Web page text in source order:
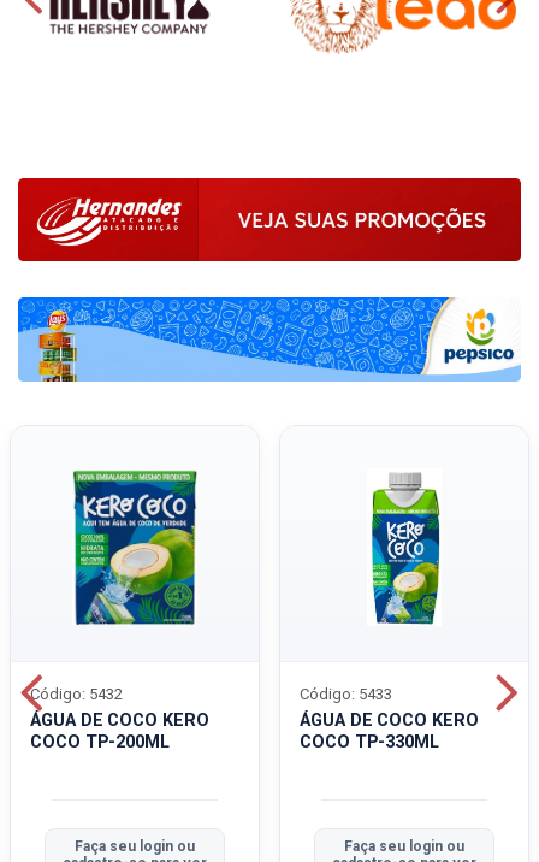
ÁGUA DE COCO KERO
COCO TP-200ML
Código: 5432
Faça seu login ou
ÁGUA DE COCO KERO
COCO TP-330ML
Código: 5433
Faça seu login ou